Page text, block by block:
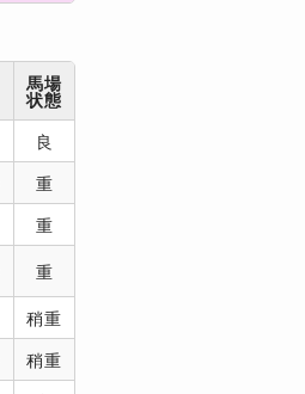
馬場
状態
良
重
重
重
稍重
稍重